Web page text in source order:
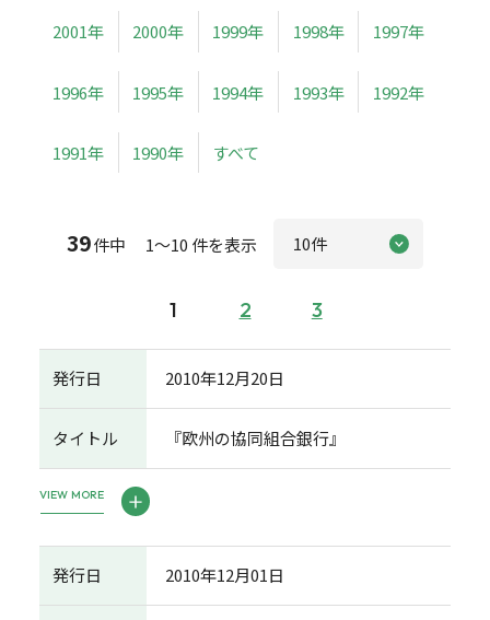
2001年 2000年 1999年 1998年 1997年
1996年 1995年 1994年 1993年 1992年
1991年 1990年 すべて
39件中 1～10 件を表示
1 2 3
発行日 2010年12月20日
タイトル 『欧州の協同組合銀行』
VIEW MORE
発行日 2010年12月01日